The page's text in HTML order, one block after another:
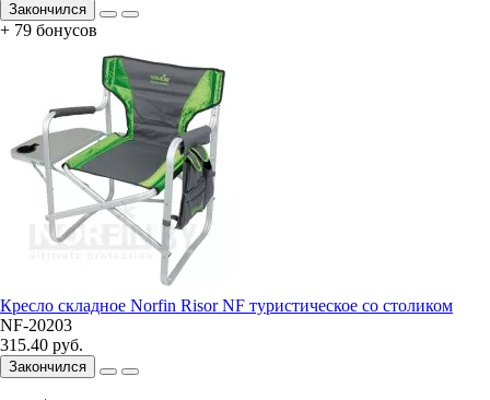
Закончился
+ 79 бонусов
Кресло складное Norfin Risor NF туристическое со столиком
NF-20203
315.40 руб.
Закончился